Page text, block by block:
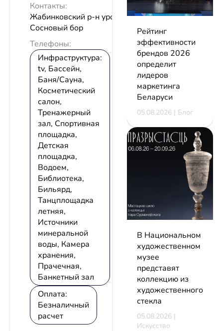
Контакты:
Жабинковский р-н урочище
Сосновый бор
Телефоны:
Инфраструктура:
tv, Бассейн,
Баня/Сауна,
Косметический
салон,
Тренажерный
зал, Спортивная
площадка,
Детская
площадка,
Водоем,
Библиотека,
Бильярд,
Танцплощадка
летняя,
Источники
минеральной
воды, Камера
хранения,
Прачечная,
Банкетный зал
Оплата:
Безналичный
расчет
Рейтинг
эффективности
брендов 2026
определит
лидеров
маркетинга
Беларуси
05.08.2026 | Блог
В Национальном
художественном
музее
представят
коллекцию из
художественного
стекла
05.08.2026 |
Искусство